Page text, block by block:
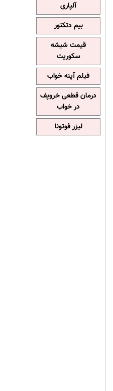
آلپاری
بیم دتکتور
قیمت شیشه
سکوریت
فیلم آپنه خواب
درمان قطعی خروپف
در خواب
لیزر فوتونا